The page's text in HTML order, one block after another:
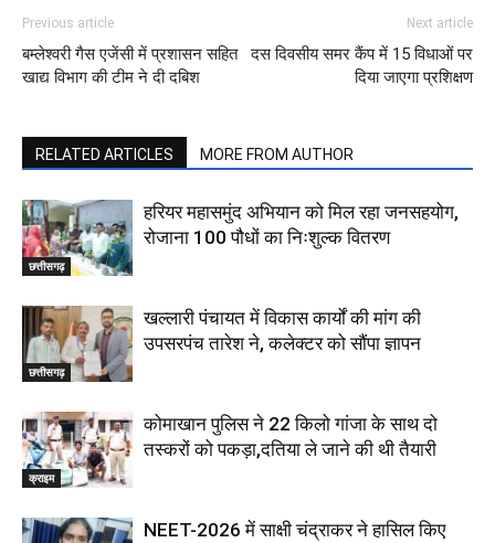
Previous article
बम्लेश्वरी गैस एजेंसी में प्रशासन सहित
खाद्य विभाग की टीम ने दी दबिश
Next article
दस दिवसीय समर कैंप में 15 विधाओं पर
दिया जाएगा प्रशिक्षण
RELATED ARTICLES MORE FROM AUTHOR
छत्तीसगढ़
हरियर महासमुंद अभियान को मिल रहा जनसहयोग,
रोजाना 100 पौधों का निःशुल्क वितरण
छत्तीसगढ़
खल्लारी पंचायत में विकास कार्यों की मांग की
उपसरपंच तारेश ने, कलेक्टर को सौंपा ज्ञापन
क्राइम
कोमाखान पुलिस ने 22 किलो गांजा के साथ दो
तस्करों को पकड़ा,दतिया ले जाने की थी तैयारी
NEET-2026 में साक्षी चंद्राकर ने हासिल किए